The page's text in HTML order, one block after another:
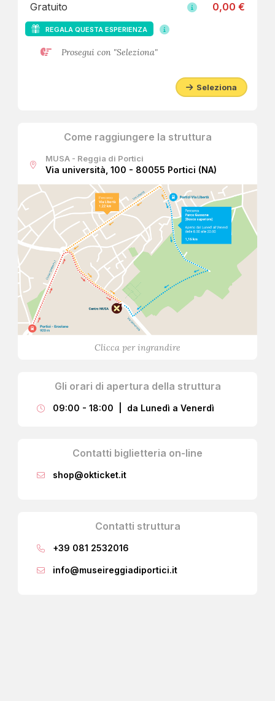
Gratuito
0,00 €
REGALA QUESTA ESPERIENZA
Prosegui con "Seleziona"
Seleziona
Come raggiungere la struttura
MUSA - Reggia di Portici
Via università, 100 - 80055 Portici (NA)
Clicca per ingrandire
Gli orari di apertura della struttura
09:00 - 18:00 | da Lunedì a Venerdì
Contatti biglietteria on-line
shop@okticket.it
Contatti struttura
+39 081 2532016
info@museireggiadiportici.it